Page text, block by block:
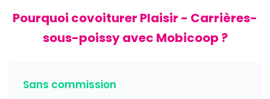
Pourquoi covoiturer Plaisir - Carrières-
sous-poissy avec Mobicoop ?
Sans commission